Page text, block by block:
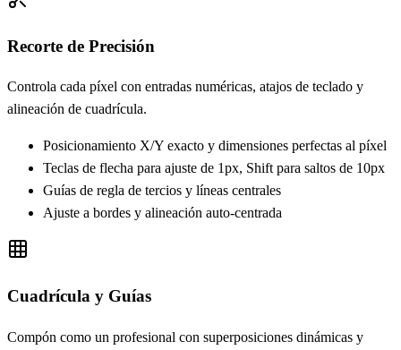
Recorte de Precisión
Controla cada píxel con entradas numéricas, atajos de teclado y
alineación de cuadrícula.
Posicionamiento X/Y exacto y dimensiones perfectas al píxel
Teclas de flecha para ajuste de 1px, Shift para saltos de 10px
Guías de regla de tercios y líneas centrales
Ajuste a bordes y alineación auto-centrada
Cuadrícula y Guías
Compón como un profesional con superposiciones dinámicas y